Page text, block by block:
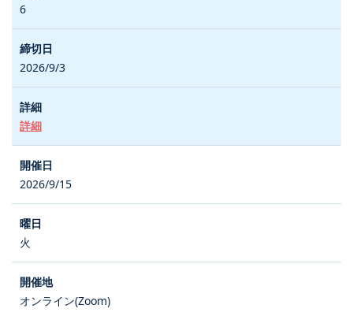
6
2026/9/3
詳細
2026/9/15
火
オンライン(Zoom)